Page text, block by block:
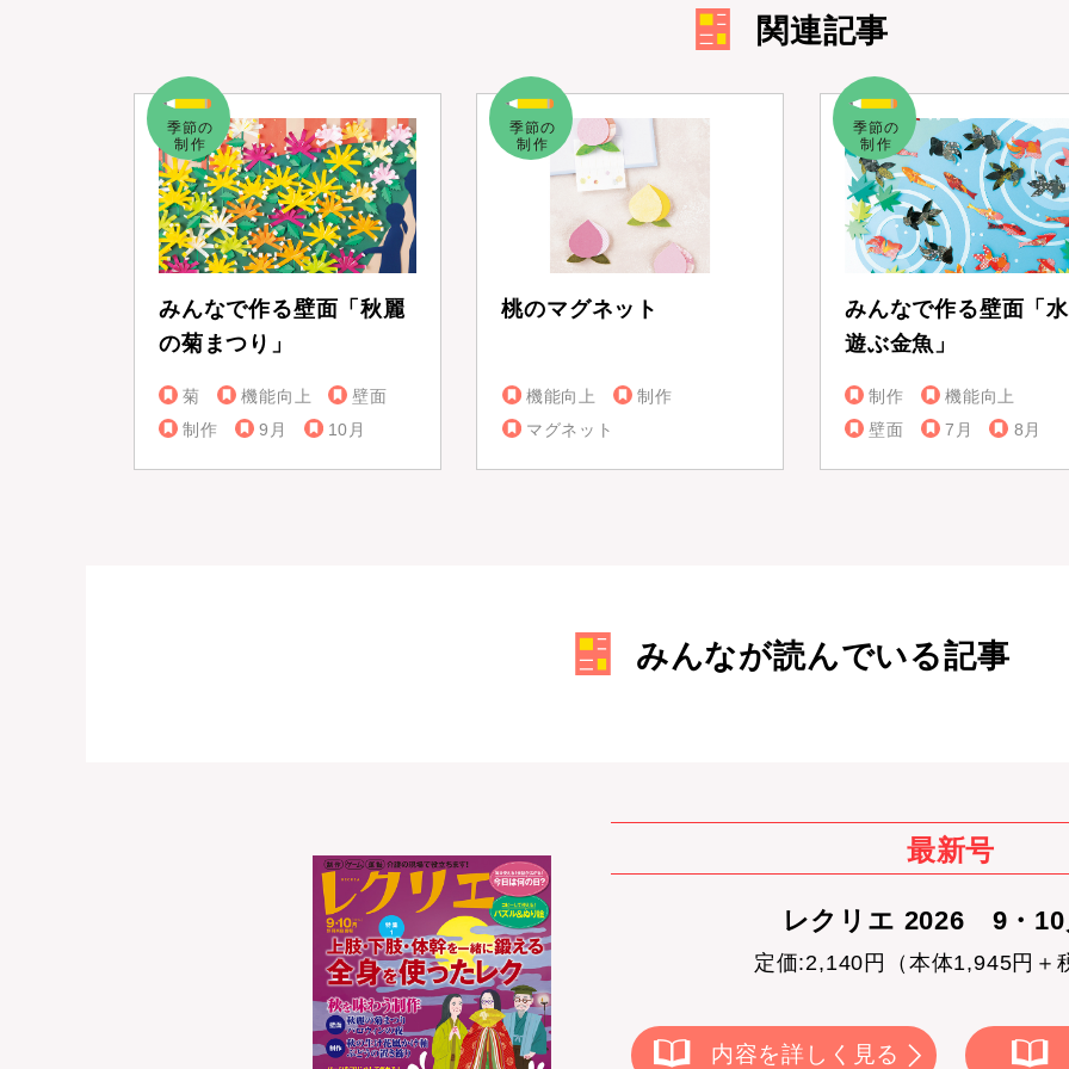
関連記事
みんなで作る壁面「秋麗
の菊まつり」
菊 機能向上
壁面
制作
9月 10月
桃のマグネット
機能向上
制作
マグネット
みんなで作る壁面「
遊ぶ金魚」
制作
機能向上
壁面
7月 8月
みんなが読んでいる記事
最新号
レクリエ 2026 9・10
定価:2,140円（本体1,945円＋
内容を詳しく見る